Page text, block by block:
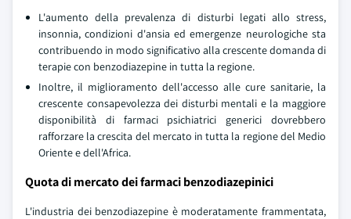
L'aumento della prevalenza di disturbi legati allo stress,
insonnia, condizioni d'ansia ed emergenze neurologiche sta
contribuendo in modo significativo alla crescente domanda di
terapie con benzodiazepine in tutta la regione.
Inoltre, il miglioramento dell'accesso alle cure sanitarie, la
crescente consapevolezza dei disturbi mentali e la maggiore
disponibilità di farmaci psichiatrici generici dovrebbero
rafforzare la crescita del mercato in tutta la regione del Medio
Oriente e dell'Africa.
Quota di mercato dei farmaci benzodiazepinici
L'industria dei benzodiazepine è moderatamente frammentata,